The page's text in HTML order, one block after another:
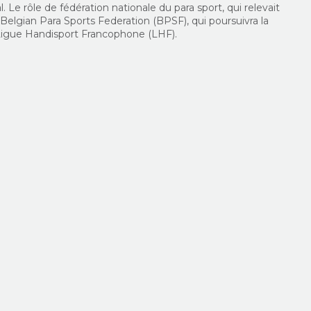
Le rôle de fédération nationale du para sport, qui relevait
Belgian Para Sports Federation (BPSF), qui poursuivra la
Handisport Francophone (LHF).